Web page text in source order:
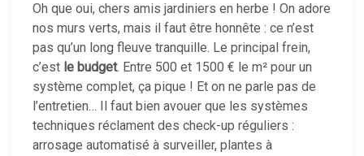
Oh que oui, chers amis jardiniers en herbe ! On adore
nos murs verts, mais il faut être honnête : ce n’est
pas qu’un long fleuve tranquille. Le principal frein,
c’est le budget. Entre 500 et 1500 € le m² pour un
système complet, ça pique ! Et on ne parle pas de
l’entretien… Il faut bien avouer que les systèmes
techniques réclament des check-up réguliers :
arrosage automatisé à surveiller, plantes à